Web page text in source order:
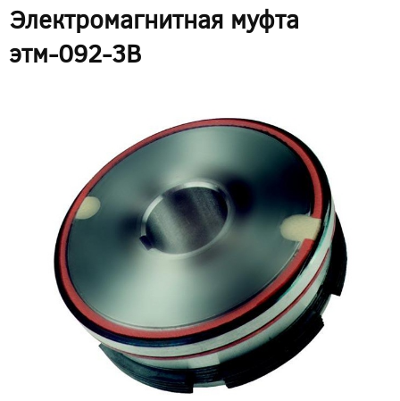
Электромагнитная муфта
этм-092-3В